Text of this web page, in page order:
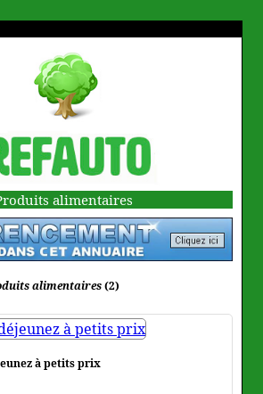
alimentaires
alimentaires(2)
à petits prix